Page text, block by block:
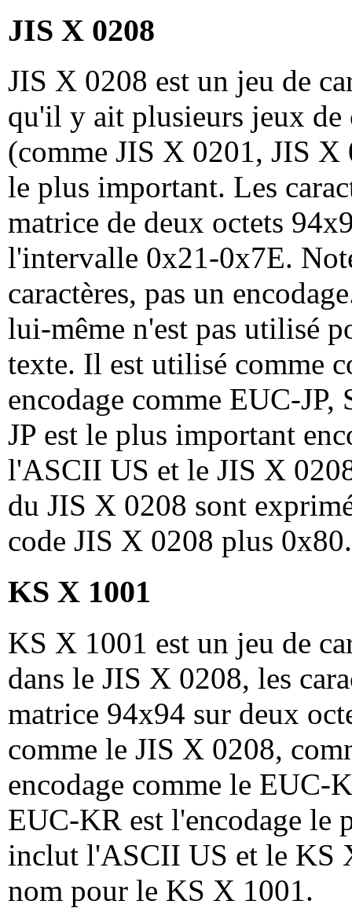
JIS X 0208
JIS X 0208 est un jeu de
qu'il y ait plusieurs jeux de
(comme JIS X 0201, JIS
le plus important. Les
matrice de deux octets
l'intervalle 0x21-0x7E.
caractères, pas un
lui-même n'est pas utilisé
texte. Il est utilisé comme
encodage comme EUC-
JP est le plus important
l'ASCII US et le JIS X
du JIS X 0208 sont
code JIS X 0208 plus
KS X 1001
KS X 1001 est un jeu de
dans le JIS X 0208, les
matrice 94x94 sur deux
comme le JIS X 0208,
encodage comme le EUC-
EUC-KR est l'encodage le
inclut l'ASCII US et le KS
nom pour le KS X 1001.